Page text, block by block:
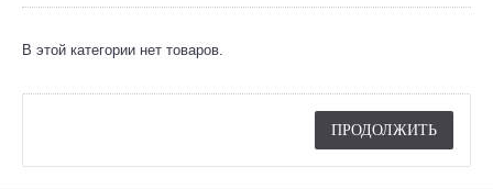
В этой категории нет товаров.
ПРОДОЛЖИТЬ